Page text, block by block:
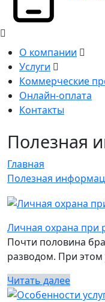
О компании
Услуги
Коммерческие
Онлайн-оплата
Контакты
Полезная
Главная
Полезная
Личная охрана при
Почти половина
разводом. При этом
Читать далее